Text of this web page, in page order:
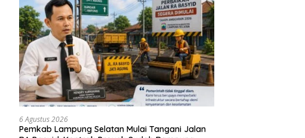
6 Agustus 2026
Pemkab Lampung Selatan Mulai Tangani Jalan